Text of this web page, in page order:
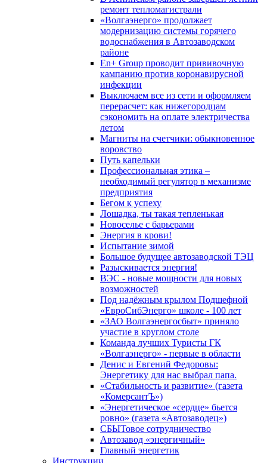
ремонт тепломагистрали
«Волгаэнерго» продолжает
модернизацию системы горячего
водоснабжения в Автозаводском
районе
En+ Group проводит прививочную
кампанию против коронавирусной
инфекции
Выключаем все из сети и оформляем
перерасчет: как нижегородцам
сэкономить на оплате электричества
летом
Магниты на счетчики: обыкновенное
воровство
Путь капельки
Профессиональная этика –
необходимый регулятор в механизме
предприятия
Бегом к успеху
Лошадка, ты такая тепленькая
Новоселье с барьерами
Энергия в крови!
Испытание зимой
Большое будущее автозаводской ТЭЦ
Разыскивается энергия!
ВЭС - новые мощности для новых
возможностей
Под надёжным крылом Подшефной
«ЕвроСибЭнерго» школе - 100 лет
«ЗАО Волгаэнергосбыт» приняло
участие в круглом столе
Команда лучших Туристы ГК
«Волгаэнерго» - первые в области
Денис и Евгений Федоровы:
Энергетику для нас выбрал папа.
«Стабильность и развитие» (газета
«КомерсантЪ»)
«Энергетическое «сердце» бьется
ровно» (газета «Автозаводец»)
СБЫТовое сотрудничество
Автозавод «энергичный»
Главный энергетик